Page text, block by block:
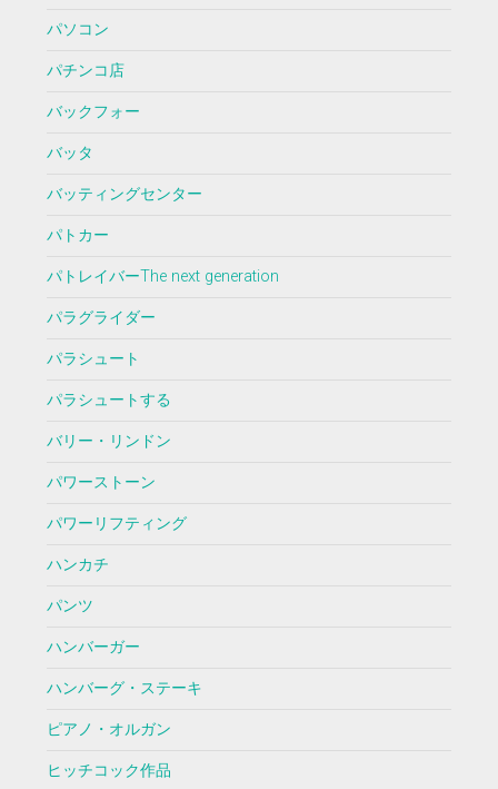
パソコン
パチンコ店
バックフォー
バッタ
バッティングセンター
パトカー
パトレイバーThe next generation
パラグライダー
パラシュート
パラシュートする
バリー・リンドン
パワーストーン
パワーリフティング
ハンカチ
パンツ
ハンバーガー
ハンバーグ・ステーキ
ピアノ・オルガン
ヒッチコック作品